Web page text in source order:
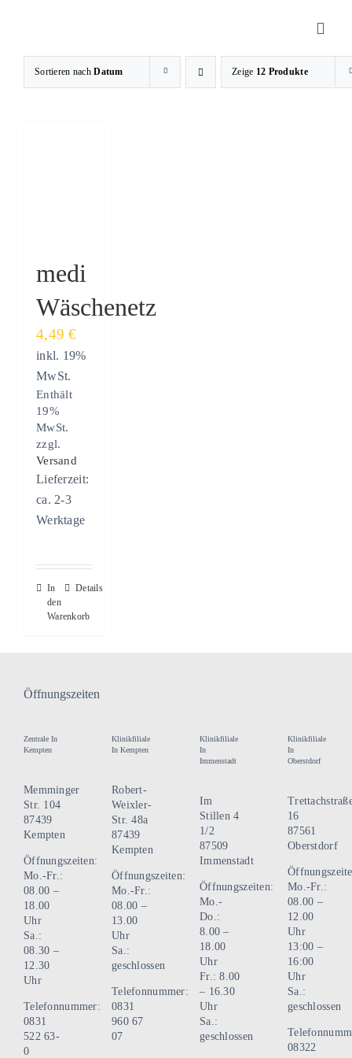
Sanitätshaus
Produkte
Sortieren nachDatum Zeige 12 Produkte
medi
Wäschenetz
4,49€
inkl. 19%
MwSt.
Enthält
19%
MwSt.
zzgl.
Versand
Lieferzeit:
ca. 2-3
Werktage
In
den
Warenkorb
Details
Öffnungszeiten
Zentrale In
Kempten
Memminger
Str. 104
87439
Kempten
Öffnungszeiten:
Mo.-Fr.:
08.00 –
18.00
Uhr
Sa.:
08.30 –
12.30
Uhr
Telefonnummer:
0831
522 63-
0
Klinikfiliale
In Kempten
Robert-
Weixler-
Str. 48a
87439
Kempten
Öffnungszeiten:
Mo.-Fr.:
08.00 –
13.00
Uhr
Sa.:
geschlossen
Telefonnummer:
0831
960 67
07
Klinikfiliale
In
Immenstadt
Im
Stillen 4
1/2
87509
Immenstadt
Öffnungszeiten:
Mo.-
Do.:
8.00 –
18.00
Uhr
Fr.: 8.00
– 16.30
Uhr
Sa.:
geschlossen
Klinikfiliale
In
Oberstdorf
16
87561
Oberstdorf
Mo.-Fr.:
08.00 –
12.00
Uhr
13:00 –
16:00
Uhr
Sa.:
geschlossen
08322